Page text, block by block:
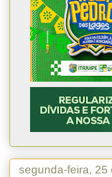
segunda-feira, 25